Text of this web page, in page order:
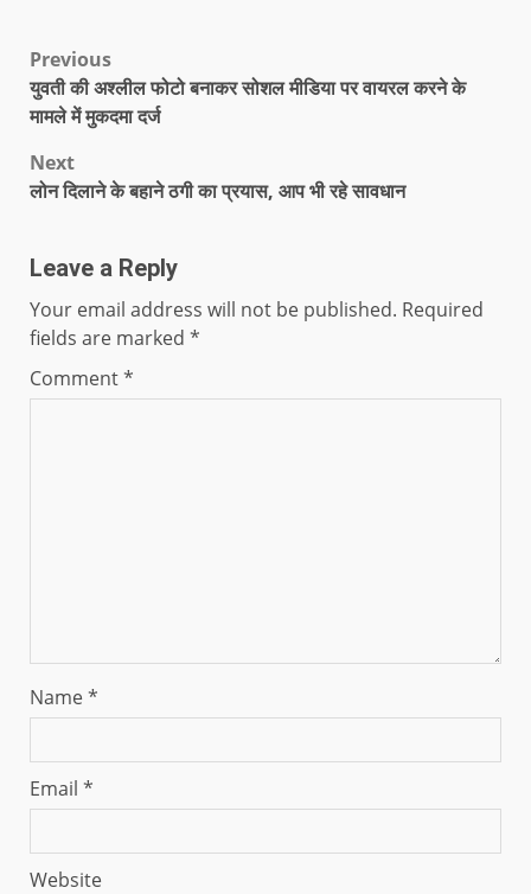
Previous
युवती की अश्लील फोटो बनाकर सोशल मीडिया पर वायरल करने के
मामले में मुकदमा दर्ज
Next
लोन दिलाने के बहाने ठगी का प्रयास, आप भी रहे सावधान
Leave a Reply
Your email address will not be published. Required
fields are marked *
Comment*
Name*
Email *
Website